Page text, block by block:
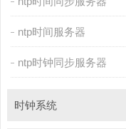
ntp时间服务器
ntp时钟同步服务器
时钟系统